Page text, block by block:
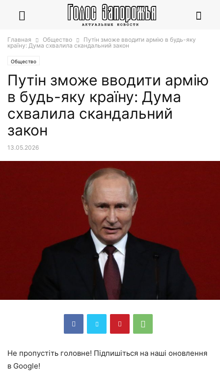
Главная Общество
Путін зможе вводити армію в будь-яку
країну: Дума схвалила скандальний закон
Общество
Путін зможе вводити армію
в будь-яку країну: Дума
схвалила скандальний
закон
13.05.2026
Не пропустіть головне! Підпишіться на наші оновлення
в Google!